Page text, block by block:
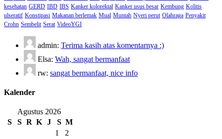
kesehatan GERD IBD IBS Kanker kolorektal Kanker usus besar Kembung Kolitis
ulseratif Konstipasi Makanan berlemak Mual Muntah Nyeri perut Olahraga Penyakit
Crohn Sembelit Serat VideoYGI
admin: Terima kasih atas komentarnya :)
Elsa: Wah, sangat bermanfaat
rw: sangat bermanfaat, nice info
Kalender
Agustus 2026
S
S R K J S M
1
2